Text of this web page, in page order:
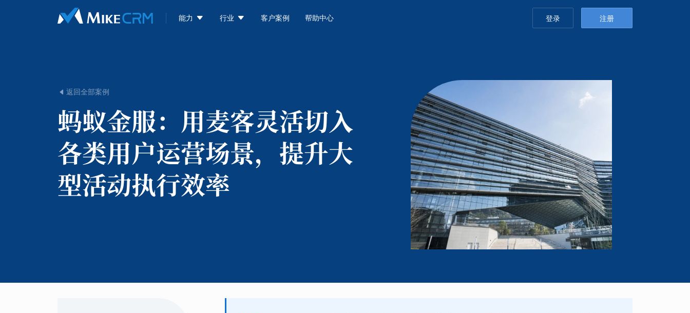
能力  行业  客户案例 帮助中心 登录 注册
 返回全部案例
蚂蚁金服： 用麦客灵活切入
各类用户运营场景，提升大
型活动执行效率